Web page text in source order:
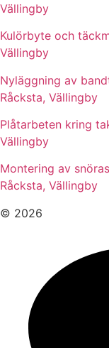
Vällingby
Kulörbyte och
Vällingby
Nyläggning av
Råcksta, Vällingby
Plåtarbeten kring
Vällingby
Montering av
Råcksta, Vällingby
© 2026